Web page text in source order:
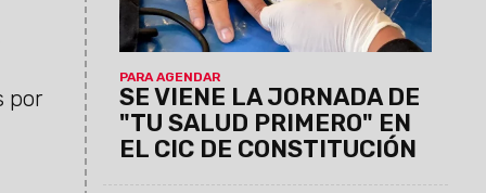
por
PARA AGENDAR
SE VIENE LA JORNADA DE
"TU SALUD PRIMERO" EN
EL CIC DE CONSTITUCIÓN
llegada y estará destinada a vecinos de
la zona que requieran controles y
asesoramiento en salud.